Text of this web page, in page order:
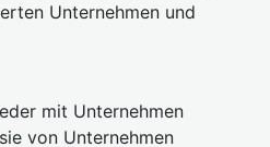
Unternehmen und
mit Unternehmen
von Unternehmen